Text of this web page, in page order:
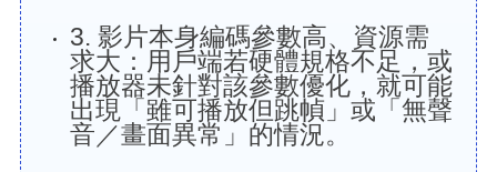
3. 影片本身編碼參數高、資源需
求大：用戶端若硬體規格不足，或
播放器未針對該參數優化，就可能
出現「雖可播放但跳幀」或「無聲
音／畫面異常」的情況。